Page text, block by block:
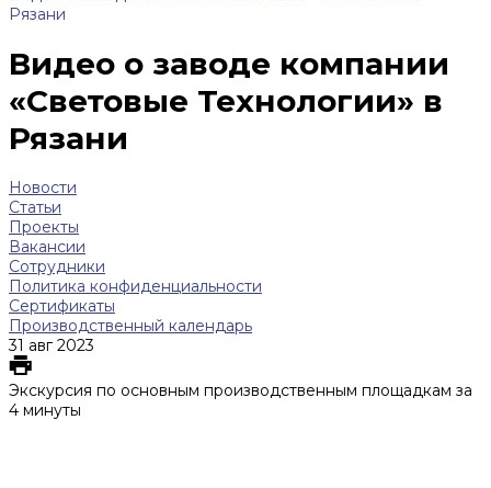
Рязани
Видео о заводе компании
«Световые Технологии» в
Рязани
Новости
Статьи
Проекты
Вакансии
Сотрудники
Политика конфиденциальности
Сертификаты
Производственный календарь
31 авг 2023
Экскурсия по основным производственным площадкам за
4 минуты